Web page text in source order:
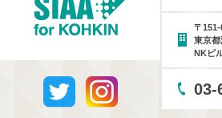
〒151-
東京
NKビ
03-